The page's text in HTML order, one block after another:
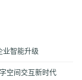
业智能升级
空间交互新时代